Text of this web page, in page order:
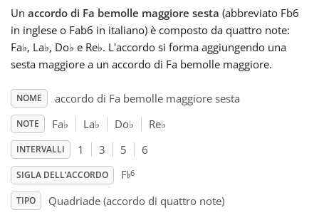
Български
Dansk
English
Español
Un accordo di Fa bemolle maggiore sesta (abbreviato Fb6
in inglese o Fab6 in italiano) è composto da quattro note:
Fa♭, La♭, Do♭ e Re♭. L'accordo si forma aggiungendo una
sesta maggiore a un accordo di Fa bemolle maggiore.
NOME accordo di Fa bemolle maggiore sesta
NOTE Fa♭ La♭ Do♭ Re♭
INTERVALLI 1 3 5 6
SIGLA DELL’ACCORDO F♭6
TIPO Quadriade (accordo di quattro note)